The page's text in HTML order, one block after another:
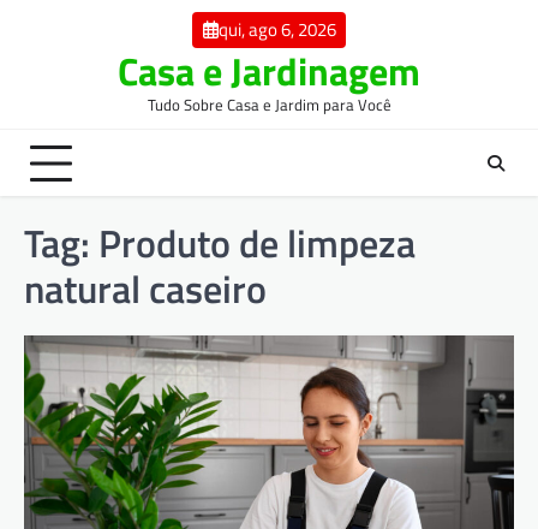
qui, ago 6, 2026
Casa e Jardinagem
Tudo Sobre Casa e Jardim para Você
Tag: Produto de limpeza
natural caseiro